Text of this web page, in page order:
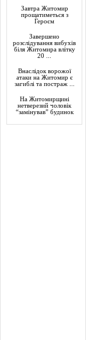
Завтра Житомир
прощатиметься з
Героєм
Завершено
розслідування вибухів
біля Житомира влітку
20 ...
Внаслідок ворожої
атаки на Житомир є
загиблі та постраж ...
На Житомирщині
нетверезий чоловік
“замінував” будинок